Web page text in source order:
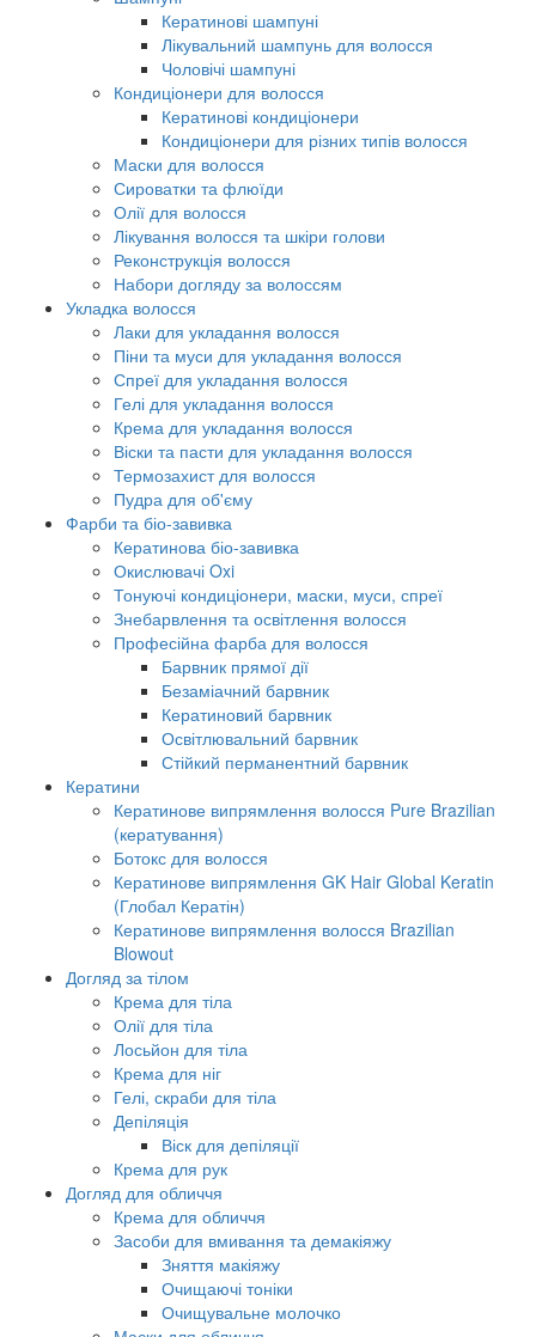
Кератинові шампуні
Лікувальний шампунь для волосся
Чоловічі шампуні
Кондиціонери для волосся
Кератинові кондиціонери
Кондиціонери для різних типів волосся
Маски для волосся
Сироватки та флюїди
Олії для волосся
Лікування волосся та шкіри голови
Реконструкція волосся
Набори догляду за волоссям
Укладка волосся
Лаки для укладання волосся
Піни та муси для укладання волосся
Спреї для укладання волосся
Гелі для укладання волосся
Крема для укладання волосся
Віски та пасти для укладання волосся
Термозахист для волосся
Пудра для об'єму
Фарби та біо-завивка
Кератинова біо-завивка
Окислювачі Oxi
Тонуючі кондиціонери, маски, муси, спреї
Знебарвлення та освітлення волосся
Професійна фарба для волосся
Барвник прямої дії
Безаміачний барвник
Кератиновий барвник
Освітлювальний барвник
Стійкий перманентний барвник
Кератини
Кератинове випрямлення волосся Pure Brazilian
(кератування)
Ботокс для волосся
Кератинове випрямлення GK Hair Global Keratin
(Глобал Кератін)
Кератинове випрямлення волосся Brazilian
Blowout
Догляд за тілом
Крема для тіла
Олії для тіла
Лосьйон для тіла
Крема для ніг
Гелі, скраби для тіла
Депіляція
Віск для депіляції
Крема для рук
Догляд для обличчя
Крема для обличчя
Засоби для вмивання та демакіяжу
Зняття макіяжу
Очищаючі тоніки
Очищувальне молочко